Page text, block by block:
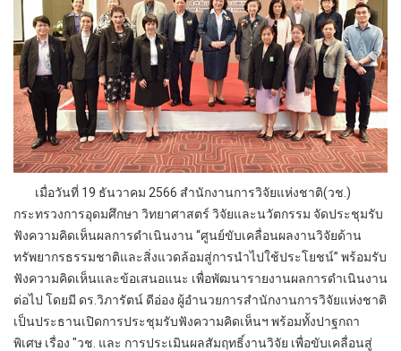
เมื่อวันที่ 19 ธันวาคม 2566 สำนักงานการวิจัยแห่งชาติ(วช.)
กระทรวงการอุดมศึกษา วิทยาศาสตร์ วิจัยและนวัตกรรม จัดประชุมรับ
ฟังความคิดเห็นผลการดำเนินงาน “ศูนย์ขับเคลื่อนผลงานวิจัยด้าน
ทรัพยากรธรรมชาติและสิ่งแวดล้อมสู่การนำไปใช้ประโยชน์” พร้อมรับ
ฟังความคิดเห็นและข้อเสนอแนะ เพื่อพัฒนารายงานผลการดำเนินงาน
ต่อไป โดยมี ดร.วิภารัตน์ ดีอ่อง ผู้อำนวยการสำนักงานการวิจัยแห่งชาติ
เป็นประธานเปิดการประชุมรับฟังความคิดเห็นฯ พร้อมทั้งปาฐกถา
พิเศษ เรื่อง "วช. และ การประเมินผลสัมฤทธิ์งานวิจัย เพื่อขับเคลื่อนสู่